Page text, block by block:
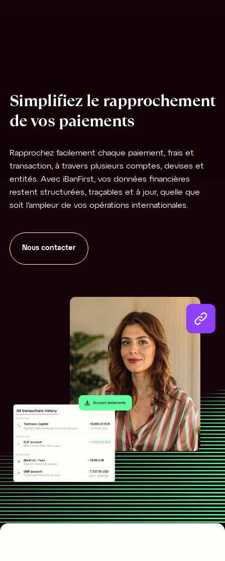
Simplifiez le rapprochement
de vos paiements
Rapprochez facilement chaque paiement, frais et
transaction, à travers plusieurs comptes, devises et
entités. Avec iBanFirst, vos données financières
restent structurées, traçables et à jour, quelle que
soit l’ampleur de vos opérations internationales.
Nous contacter